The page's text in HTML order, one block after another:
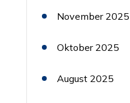
November 2025
Oktober 2025
August 2025